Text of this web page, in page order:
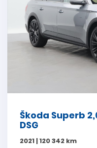
Škoda Superb
DSG
2021 | 120 342 km